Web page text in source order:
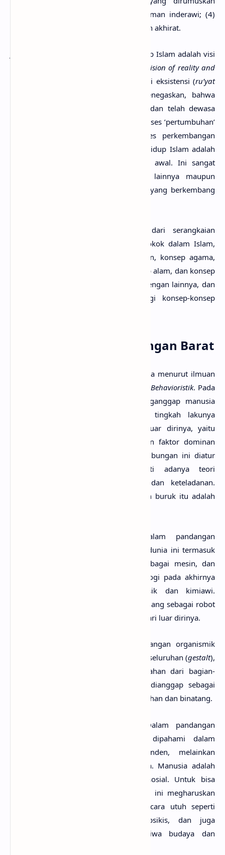
berdasarkan pengamatan dan pengalaman inderawi; (4)
mencakup pandangan tentang dunia dan akhirat.
Jadi, menurut Al-Attas, pandangan hidup Islam adalah visi
the vision of reality and
), atau pandangan Islam mengenai eksistensi (ru’yat
). Al-Attas juga menegaskan, bahwa
pandangan hidup Islam bersifat final dan telah dewasa
sejak lahir. Islam tidak memerlukan proses ’pertumbuhan’
menuju kedewasaan mengikuti proses perkembangan
sejarah. Jadi, karakteristik pandangan hidup Islam adalah
sifatnya yang final dan otentik sejak awal. Ini sangat
berbeda dengan sifat agama-agama lainnya maupun
kebudayaan/peradaban umat manusia yang berkembang
Pandangan hidup Islam terbentuk dari serangkaian
pemahaman tentang konsepkonsep pokok dalam Islam,
seperti konsep Tuhan, konsep kenabian, konsep agama,
konsep wahyu, konsep manusia, konsep alam, dan konsep
ilmu. Seluruh elemen itu terkait satu dengan lainnya, dan
konsep Tuhan menjadi landasan bagi konsep-konsep
Manusia Dalam Pandangan Barat
Ada beberapa konsepsi tentang manusia menurut ilmuan
Behavioristik. Pada
menganggap manusia
sebagai makhluk yang reaktif dan tingkah lakunya
dikendalikan oleh faktor-faktor dari luar dirinya, yaitu
lingkungannya. Lingkungan merupakan faktor dominan
yang mengikat hubungan individu. Hubungan ini diatur
oleh hukum-hukum belajar, seperti adanya teori
atau teori pembiasaan dan keteladanan.
Mereka juga meyakini bahwa baik dan buruk itu adalah
Kedua, Pandangan Mekanistik. Dalam pandangan
mekanistik semua benda yang ada di dunia ini termasuk
makhluk hidup dipandang sebagai sebagai mesin, dan
semua proses termasuk proses psikologi pada akhirnya
dapat diredusir menjadi proses fisik dan kimiawi.
Berdasarkan asumsi ini manusia dipandang sebagai robot
yang pasif yang digerakkan oleh daya dari luar dirinya.
Ketiga, Pandangan Organismik. Pandangan organismik
menganggap manusia sebagai suatu keseluruhan (gestalt),
yang lebih dari pada hanya penjumlahan dari bagian-
bagian. Dalam pandangan ini dunia dianggap sebagai
sistem yang hidup seperti halnya tumbuhan dan binatang.
Keempat, Pandangan Kontekstual. Dalam pandangan
kontekstual manusia hanya dapat dipahami dalam
konteksnya. Manusia tidak independen, melainkan
merupakan bagian dari lingkungannya. Manusia adalah
individu yang aktif dan organisme sosial. Untuk bisa
memahami manusia maka pandangan ini megharuskan
mengenal perkembangan manusia secara utuh seperti
memperhatihan gejalagejala fisik, psikis, dan juga
lingkungannya, serta peristiwa-peristiwa budaya dan